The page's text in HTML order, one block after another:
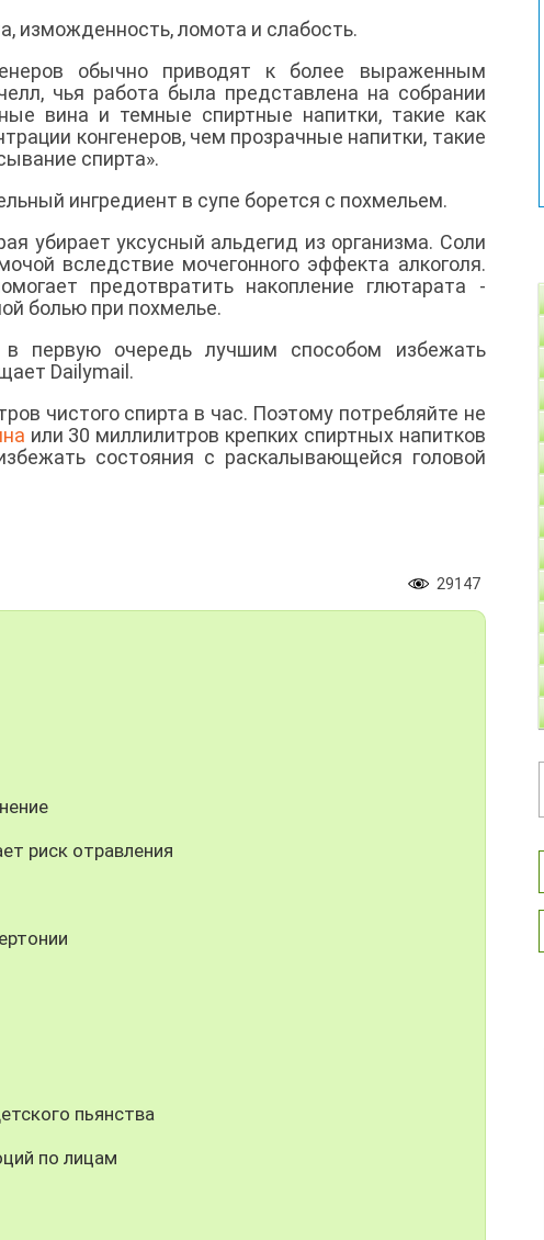
изможденность, ломота и слабость.
обычно приводят к более выраженным
чья работа была представлена на собрании
вина и темные спиртные напитки, такие как
конгенеров, чем прозрачные напитки, такие
спирта».
ингредиент в супе борется с похмельем.
убирает уксусный альдегид из организма. Соли
вследствие мочегонного эффекта алкоголя.
предотвратить накопление глютарата -
болью при похмелье.
первую очередь лучшим способом избежать
Dailymail.
чистого спирта в час. Поэтому потребляйте не
или 30 миллилитров крепких спиртных напитков
состояния с раскалывающейся головой
29147
риск отравления
пьянства
по лицам